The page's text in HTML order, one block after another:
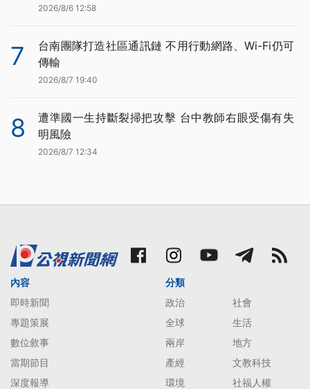
2026/8/6 12:58
7
台南團隊打造社區通訊鏈 不用行動網路、Wi-Fi仍可
傳輸
2026/8/7 19:40
8
遭準國一生持斷裂掃把攻擊 台中教師右眼受傷有失
明風險
2026/8/7 12:34
內容
即時新聞
專題策展
數位敘事
當期節目
深度報導
分類
政治
社會
全球
生活
兩岸
地方
產經
文教科技
環境
社福人權